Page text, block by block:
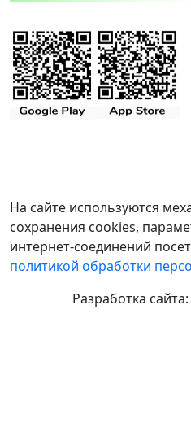
На сайте используются
сохранения cookies,
интернет-соединений
политикой обработки
Разработка сайта: